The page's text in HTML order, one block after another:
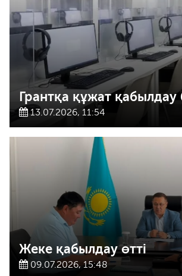
Грантқа құжат қабылдау
13.07.2026, 11:54
Жеке қабылдау өтті
09.07.2026, 15:48